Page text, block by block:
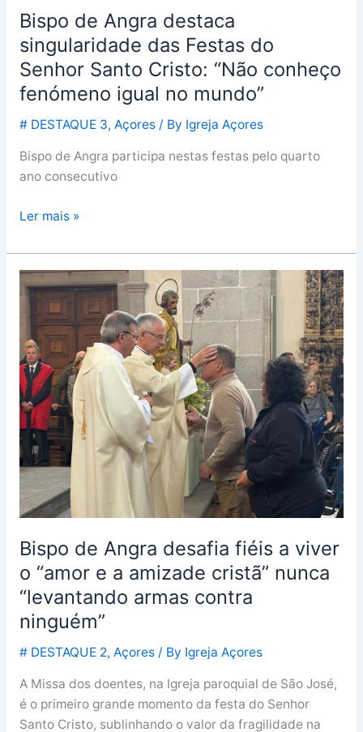
Bispo de Angra destaca
singularidade das Festas do
Senhor Santo Cristo: “Não conheço
fenómeno igual no mundo”
# DESTAQUE 3, Açores/ By Igreja Açores
Bispo de Angra participa nestas festas pelo quarto
ano consecutivo
fenómeno
igual
no
mundo”
Ler mais »
Bispo de Angra desafia fiéis a viver
o “amor e a amizade cristã” nunca
“levantando armas contra
ninguém”
# DESTAQUE 2, Açores/ By Igreja Açores
A Missa dos doentes, na Igreja paroquial de São José,
é o primeiro grande momento da festa do Senhor
Santo Cristo, sublinhando o valor da fragilidade na
Bispo
de
Angra
desafia
fiéis
a
viver
“amor
e
amizade
cristã”
nunca
“levantando
armas
contra
ninguém”